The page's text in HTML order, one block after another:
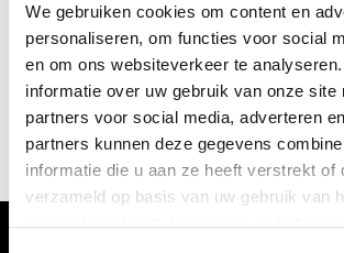
We gebruiken cookies om content en
personaliseren, om functies voor social
en om ons websiteverkeer te
informatie over uw gebruik van onze site
partners voor social media, adverteren
partners kunnen deze gegevens
informatie die u aan ze heeft verstrekt of
verzameld op basis van uw gebruik van
‘Kermis, kermis moet er zijn, of wij slaan alles
schreeuwden protesterende
de Amsterdamse straten was er een waar
Het oproer was het gevolg van het besluit van
kermis af te schaffen.